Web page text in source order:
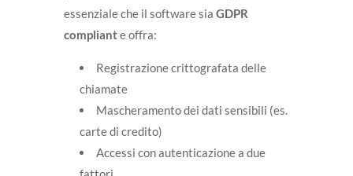
essenziale che il software sia GDPR
compliante offra:
Registrazione crittografata delle
chiamate
Mascheramento dei dati sensibili (es.
carte di credito)
Accessi con autenticazione a due